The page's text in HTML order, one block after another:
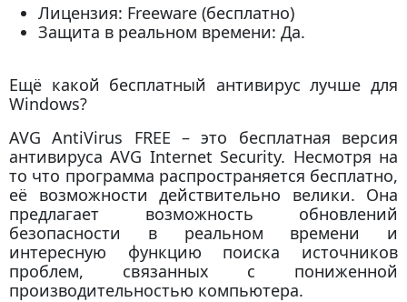
Лицензия: Freeware (бесплатно)
Защита в реальном времени: Да.
Ещё какой бесплатный антивирус лучше для
Windows?
AVG AntiVirus FREE – это бесплатная версия
антивируса AVG Internet Security. Несмотря на
то что программа распространяется бесплатно,
её возможности действительно велики. Она
предлагает возможность обновлений
безопасности в реальном времени и
интересную функцию поиска источников
проблем, связанных с пониженной
производительностью компьютера.